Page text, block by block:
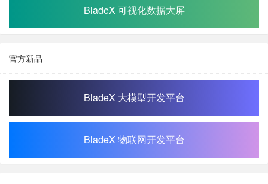
BladeX 可视化数据大屏
官方新品
BladeX 大模型开发平台
BladeX 物联网开发平台